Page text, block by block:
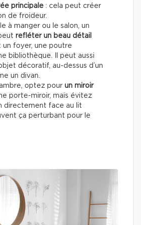
principale : cela peut créer
de froideur.
à manger ou le salon, un
refléter un beau détail
: un foyer, une poutre
bibliothèque. Il peut aussi
décoratif, au-dessus d’un
un divan.
optez pour un miroir
porte-miroir, mais évitez
directement face au lit
ça perturbant pour le